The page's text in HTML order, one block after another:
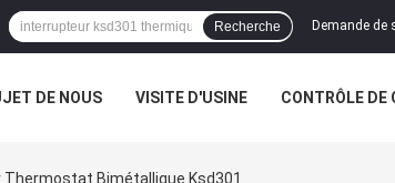
Demande
Recherche
DE NOUS VISITE D'USINE CONTRÔLE DE
Bimétallique Ksd301